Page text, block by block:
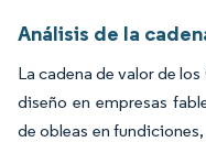
Análisis de la
La cadena de valor de
diseño en empresas
de obleas en